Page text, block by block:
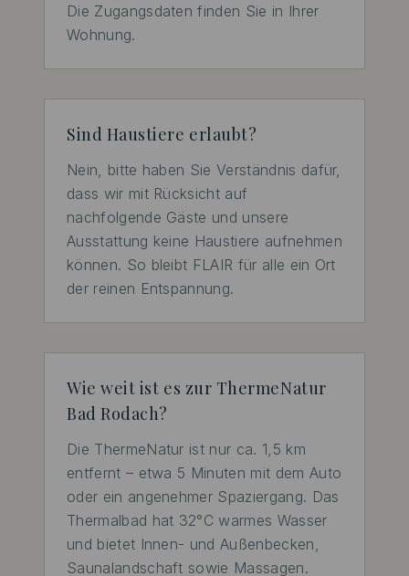
Die Zugangsdaten finden Sie in Ihrer
Wohnung.
Sind Haustiere erlaubt?
Nein, bitte haben Sie Verständnis dafür,
dass wir mit Rücksicht auf
nachfolgende Gäste und unsere
Ausstattung keine Haustiere aufnehmen
können. So bleibt FLAIR für alle ein Ort
der reinen Entspannung.
Wie weit ist es zur ThermeNatur
Bad Rodach?
Die ThermeNatur ist nur ca. 1,5 km
entfernt – etwa 5 Minuten mit dem Auto
oder ein angenehmer Spaziergang. Das
Thermalbad hat 32°C warmes Wasser
und bietet Innen- und Außenbecken,
Saunalandschaft sowie Massagen.